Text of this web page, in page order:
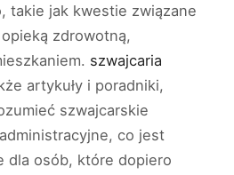
takie jak kwestie związane
zdrowotną,
szwajcaria
artykuły i poradniki,
szwajcarskie
co jest
dla osób, które dopiero